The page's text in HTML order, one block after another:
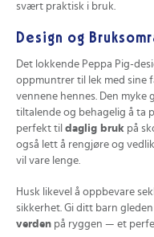
svært praktisk i bruk.
Design og
Det lokkende Peppa Pig-
oppmuntrer til lek med sine
vennene hennes. Den myke
tiltalende og behagelig å ta
perfekt til daglig bruk på
også lett å rengjøre og
vil vare lenge.
Husk likevel å oppbevare
sikkerhet. Gi ditt barn
verden på ryggen — et